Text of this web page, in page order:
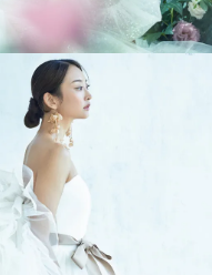
ALL BRAND
NEW DRESS
RANKING
SHOP
MY LIST